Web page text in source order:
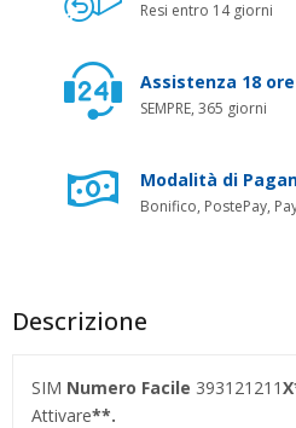
Resi entro 14 giorni
Assistenza 18
SEMPRE, 365 giorni
Modalità di
Bonifico, PostePay,
Descrizione
SIM Numero Facile 393121211
Attivare**.